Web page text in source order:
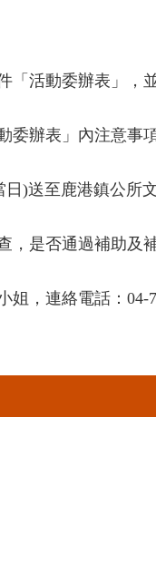
「活動委辦表」，
辦表」內注意事項
日)送至鹿港鎮公
是否通過補助及
，連絡電話：04-